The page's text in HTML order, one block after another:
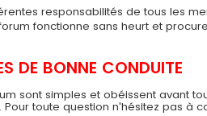
responsabilités de tous les
fonctionne sans heurt et
DE BONNE CONDUITE
sont simples et obéissent avant
toute question n'hésitez pas à